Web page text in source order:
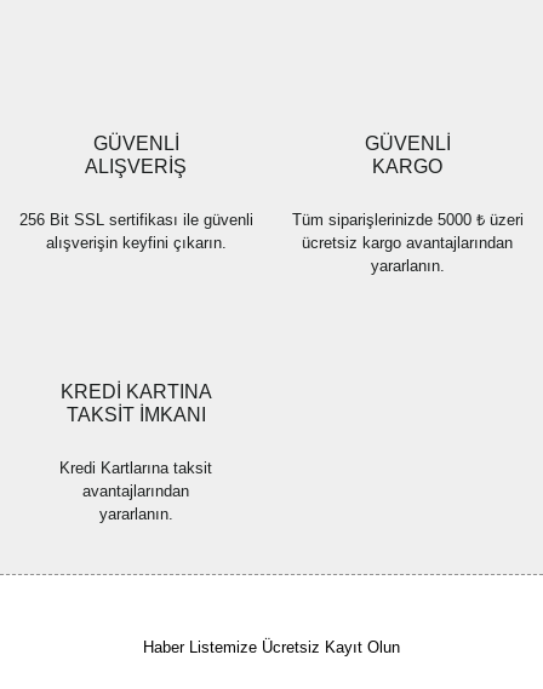
Ürün fiyatı diğer sitelerden daha pahalı.
Bu ürüne benzer farklı alternatifler olmalı.
GÜVENLİ
ALIŞVERİŞ
256 Bit SSL sertifikası ile güvenli
alışverişin keyfini çıkarın.
GÜVENLİ
KARGO
Tüm siparişlerinizde 5000 ₺ üzeri
ücretsiz kargo avantajlarından
yararlanın.
KREDİ KARTINA
TAKSİT İMKANI
Kredi Kartlarına taksit
avantajlarından
yararlanın.
Haber Listemize Ücretsiz Kayıt Olun